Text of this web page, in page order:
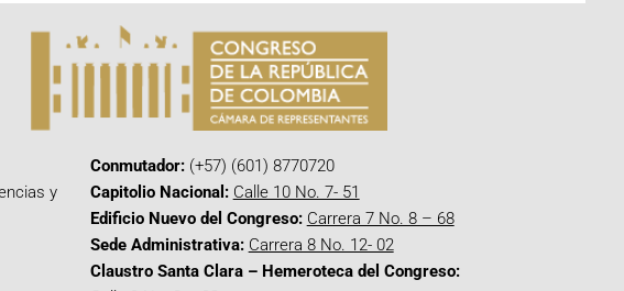
y
Conmutador:(+57) (601) 8770720
Capitolio Nacional: Calle 10 No. 7- 51
Edificio Nuevo del Congreso: Carrera 7 No. 8 – 68
Sede Administrativa: Carrera 8 No. 12- 02
Claustro Santa Clara – Hemeroteca del Congreso: